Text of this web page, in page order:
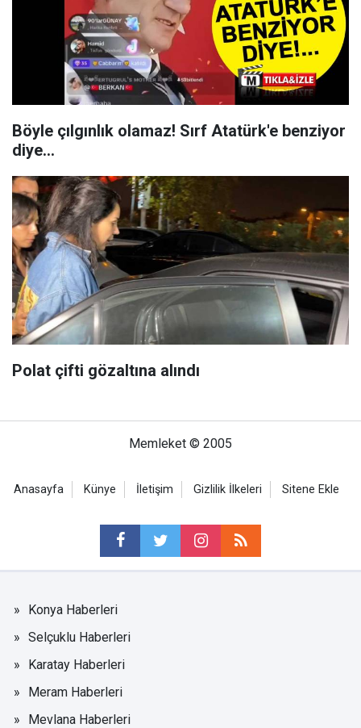
Böyle çılgınlık olamaz! Sırf Atatürk'e benziyor
diye...
Polat çifti gözaltına alındı
Memleket © 2005
Anasayfa Künye İletişim Gizlilik İlkeleri Sitene Ekle
Konya Haberleri
Selçuklu Haberleri
Karatay Haberleri
Meram Haberleri
Mevlana Haberleri